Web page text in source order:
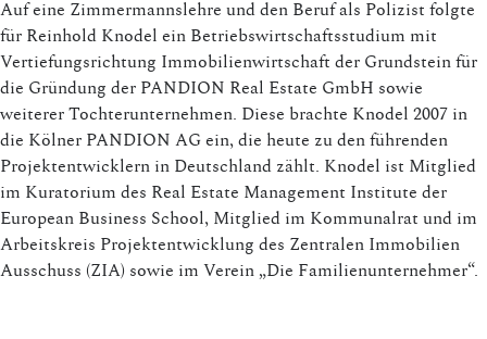
Auf eine Zimmermannslehre und den Beruf als Polizist folgte
für Reinhold Knodel ein Betriebswirtschaftsstudium mit
Vertiefungsrichtung Immobilienwirtschaft der Grundstein für
die Gründung der PANDION Real Estate GmbH sowie
weiterer Tochterunternehmen. Diese brachte Knodel 2007 in
die Kölner PANDION AG ein, die heute zu den führenden
Projektentwicklern in Deutschland zählt. Knodel ist Mitglied
im Kuratorium des Real Estate Management Institute der
European Business School, Mitglied im Kommunalrat und im
Arbeitskreis Projektentwicklung des Zentralen Immobilien
Ausschuss (ZIA) sowie im Verein „Die Familienunternehmer“.